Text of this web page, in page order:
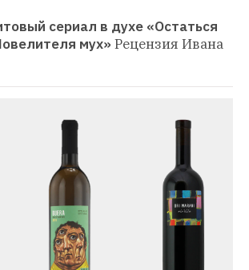
сериал в духе «Остаться
мух» Рецензия Ивана